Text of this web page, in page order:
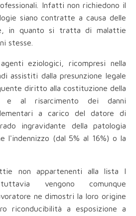
Infatti non richiedono il
siano contratte a causa delle
in quanto si tratta di malattie
stesse.
eziologici, ricompresi nella
assistiti dalla presunzione legale
diritto alla costituzione della
e al risarcimento dei danni
a carico del datore di
ingravidante della patologia
l'indennizzo (dal 5% al 16%) o la
non appartenenti alla lista I
vengono comunque
ne dimostri la loro origine
riconducibilità a esposizione a